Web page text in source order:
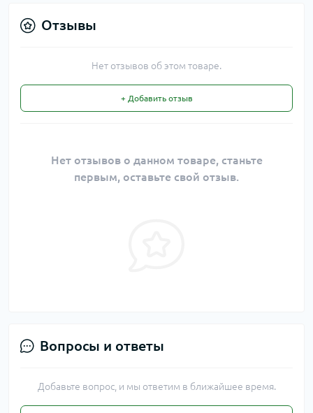
Отзывы
Нет отзывов об этом товаре.
+ Добавить отзыв
Нет отзывов о данном товаре, станьте
первым, оставьте свой отзыв.
Вопросы и ответы
Добавьте вопрос, и мы ответим в ближайшее время.